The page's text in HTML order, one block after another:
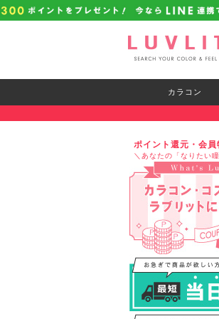
カラコン
ポイント還元・会
＼あなたの「なりたい